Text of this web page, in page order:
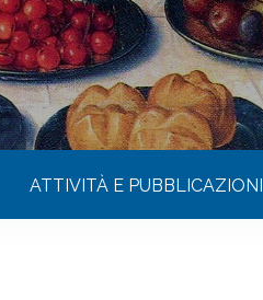
ATTIVITÀ E PUBBLICAZIONI